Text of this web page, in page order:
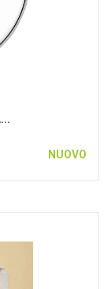
NUOVO